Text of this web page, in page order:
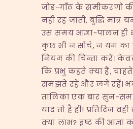
जोड़-गाँठ के समीकरणों
नहीं रह जाती, बुद्धि मात्र
उस समय आज्ञा-पालन ही
कुछ भी न सोंचे, न यम का
नियम की चिन्ता करें।
कि प्रभु कहते क्या हैं,
समझते रहें और लगे रहें।
तालिका एक बार सुन-
याद तो है ही! प्रतिदिन
क्या लाभ? इष्ट की आज्ञा